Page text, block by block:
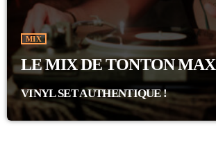
CATEGORIES
Aucune catégorie
TONTON NUIT
MIX
LE MIX DE TONTON MAX
VINYL SET AUTHENTIQUE !